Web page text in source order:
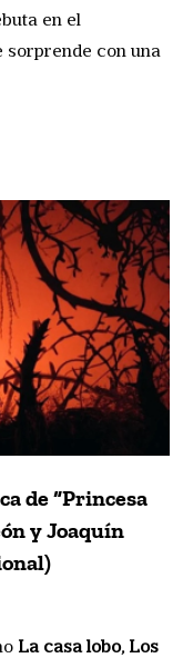
en el
sorprende con una
de “Princesa
y Joaquín
La casa lobo, Los